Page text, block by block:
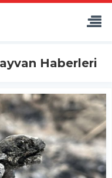
Haberleri